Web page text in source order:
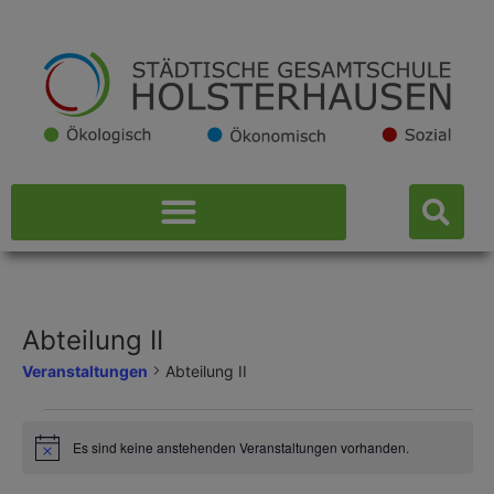
Abteilung II
Veranstaltungen Abteilung II
HinweisEs sind keine anstehenden Veranstaltungen vorhanden.